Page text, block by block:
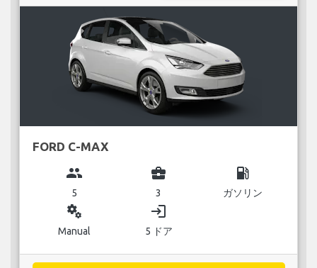
FORD C-MAX
group
5
business_center
3
local_gas_station
ガソリン
miscellaneous_services
Manual
login
5 ドア